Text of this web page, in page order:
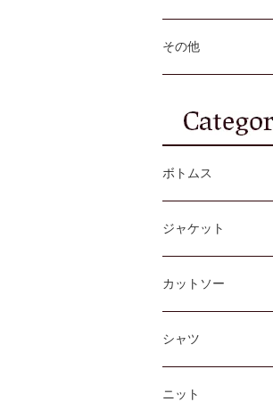
その他
ボトムス
ジャケット
カットソー
シャツ
ニット